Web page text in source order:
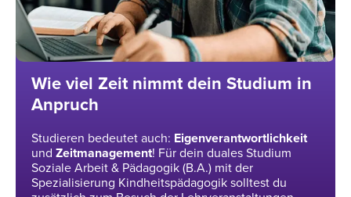
Wie viel Zeit nimmt dein Studium in
Anpruch
Studieren bedeutet auch: Eigenverantwortlichkeit
und Zeitmanagement! Für dein duales Studium
Soziale Arbeit & Pädagogik (B.A.) mit der
Spezialisierung Kindheitspädagogik solltest du